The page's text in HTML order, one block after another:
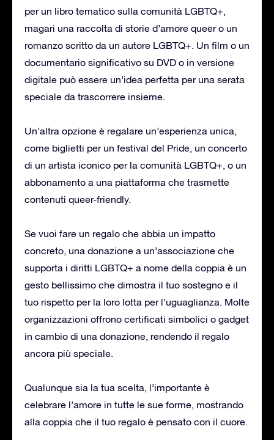
per un libro tematico sulla comunità LGBTQ+,
magari una raccolta di storie d’amore queer o un
romanzo scritto da un autore LGBTQ+. Un film o un
documentario significativo su DVD o in versione
digitale può essere un’idea perfetta per una serata
speciale da trascorrere insieme.
Un’altra opzione è regalare un’esperienza unica,
come biglietti per un festival del Pride, un concerto
di un artista iconico per la comunità LGBTQ+, o un
abbonamento a una piattaforma che trasmette
contenuti queer-friendly.
Se vuoi fare un regalo che abbia un impatto
concreto, una donazione a un’associazione che
supporta i diritti LGBTQ+ a nome della coppia è un
gesto bellissimo che dimostra il tuo sostegno e il
tuo rispetto per la loro lotta per l’uguaglianza. Molte
organizzazioni offrono certificati simbolici o gadget
in cambio di una donazione, rendendo il regalo
ancora più speciale.
Qualunque sia la tua scelta, l’importante è
celebrare l’amore in tutte le sue forme, mostrando
alla coppia che il tuo regalo è pensato con il cuore.